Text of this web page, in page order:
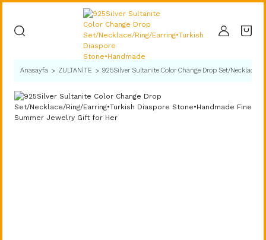
Anasayfa ZULTANİTE 925Silver Sultanite Color Change Drop Set/Necklace/